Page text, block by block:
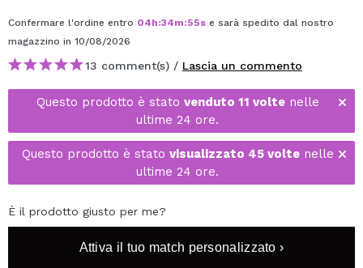
Confermare l'ordine entro 04h:34m:55s e sarà spedito dal nostro
magazzino in 10/08/2026
13 comment(s) / Lascia un commento
Questo prodotto è stato venduto 11 voltenelle
ultime 24 ore.
Questo prodotto è stato visualizzato 45 voltenelle
ultime 24 ore.
È il prodotto giusto per me?
Attiva il tuo match personalizzato ›